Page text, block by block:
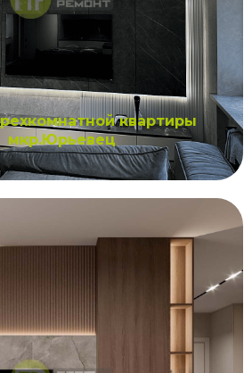
квартиры
мкр.Юрьевец